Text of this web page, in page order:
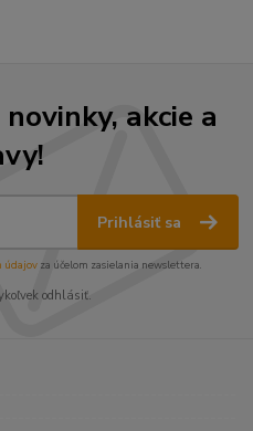
akcie a
Prihlásiť sa
údajov za účelom zasielania newslettera.
odhlásiť.